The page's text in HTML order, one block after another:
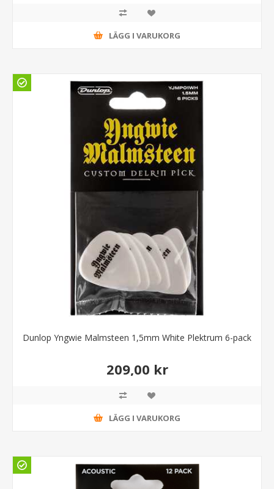
LÄGG I VARUKORG
Dunlop Yngwie Malmsteen 1,5mm White Plektrum 6-pack
209,00 kr
LÄGG I VARUKORG